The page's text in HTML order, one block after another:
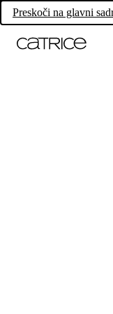
Preskoči na glavni